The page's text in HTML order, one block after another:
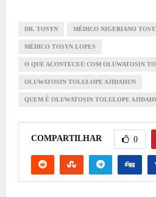
DR. TOSYN MÉDICO NIGERIANO
MÉDICO TOSYN LOPES
O QUE ACONTECEU COM OLUWATOSIN
OLUWATOSIN TOLULOPE AJIDAHUN
QUEM É OLUWATOSIN TOLULOPE
COMPARTILHAR 0